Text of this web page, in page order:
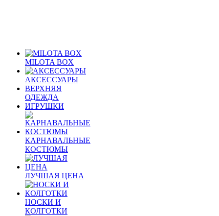
MILOTA BOX
АКСЕССУАРЫ
ВЕРХНЯЯ
ОДЕЖДА
ИГРУШКИ
КАРНАВАЛЬНЫЕ
КОСТЮМЫ
ЛУЧШАЯ ЦЕНА
НОСКИ И
КОЛГОТКИ